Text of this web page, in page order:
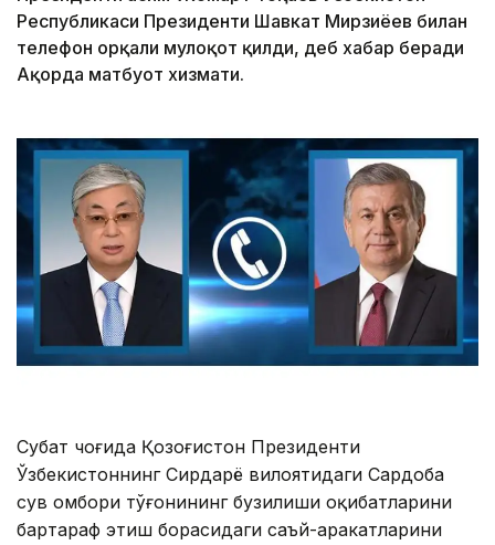
Республикаси Президенти Шавкат Мирзиёев билан
телефон орқали мулоқот қилди, деб хабар беради
Ақорда матбуот хизмати.
Суҳбат чоғида Қозоғистон Президенти
Ўзбекистоннинг Сирдарё вилоятидаги Сардоба
сув омбори тўғонининг бузилиши оқибатларини
бартараф этиш борасидаги саъй-ҳаракатларини